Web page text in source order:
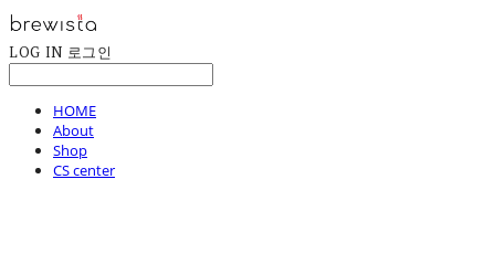
LOG IN 로그인
HOME
About
Shop
CS center